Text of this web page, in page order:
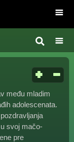
među mladim
adolescenata.
svoj mačo-
pre